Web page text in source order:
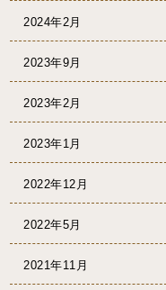
2024年2月
2023年9月
2023年2月
2023年1月
2022年12月
2022年5月
2021年11月